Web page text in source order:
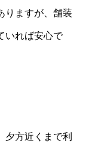
りますが、舗装
いれば安心で
夕方近くまで利